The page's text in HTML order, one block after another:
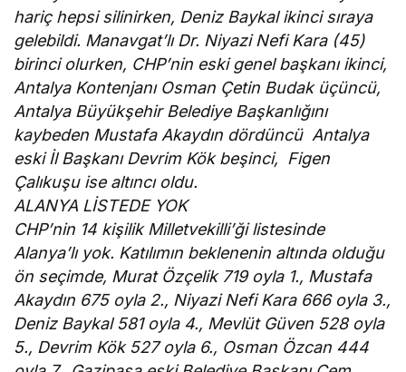
hariç hepsi silinirken, Deniz Baykal ikinci sıraya
gelebildi. Manavgat’lı Dr. Niyazi Nefi Kara (45)
birinci olurken, CHP’nin eski genel başkanı ikinci,
Antalya Kontenjanı Osman Çetin Budak üçüncü,
Antalya Büyükşehir Belediye Başkanlığını
kaybeden Mustafa Akaydın dördüncü Antalya
eski İl Başkanı Devrim Kök beşinci, Figen
Çalıkuşu ise altıncı oldu.
ALANYA LİSTEDE YOK
CHP’nin 14 kişilik Milletvekilli’ği listesinde
Alanya’lı yok. Katılımın beklenenin altında olduğu
ön seçimde, Murat Özçelik 719 oyla 1., Mustafa
Akaydın 675 oyla 2., Niyazi Nefi Kara 666 oyla 3.,
Deniz Baykal 581 oyla 4., Mevlüt Güven 528 oyla
5., Devrim Kök 527 oyla 6., Osman Özcan 444